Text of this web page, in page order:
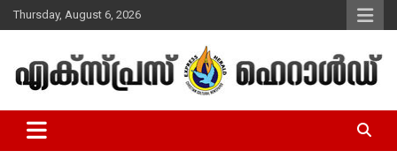
Skip
to
Thursday, August 6, 2026
Express Herald – Malayalam
Christian News